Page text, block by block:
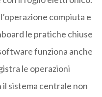
compiuta e
le pratiche chiuse
funziona anche
le operazioni
il sistema centrale non